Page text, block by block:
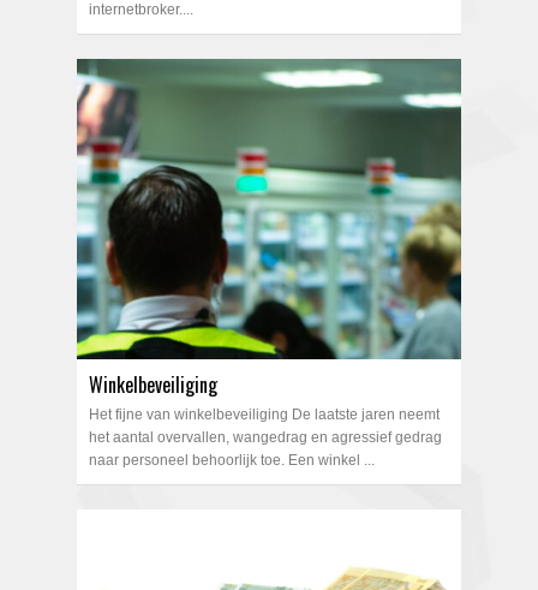
internetbroker....
Winkelbeveiliging
Het fijne van winkelbeveiliging De laatste jaren neemt
het aantal overvallen, wangedrag en agressief gedrag
naar personeel behoorlijk toe. Een winkel ...